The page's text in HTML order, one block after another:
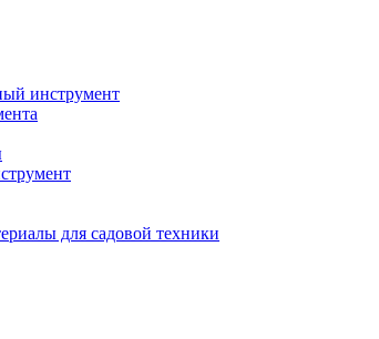
инструмент
для садовой техники